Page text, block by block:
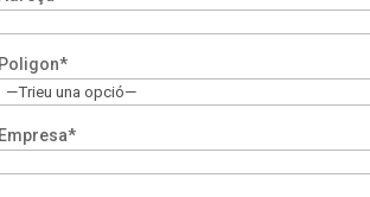
Poligon*
Empresa*